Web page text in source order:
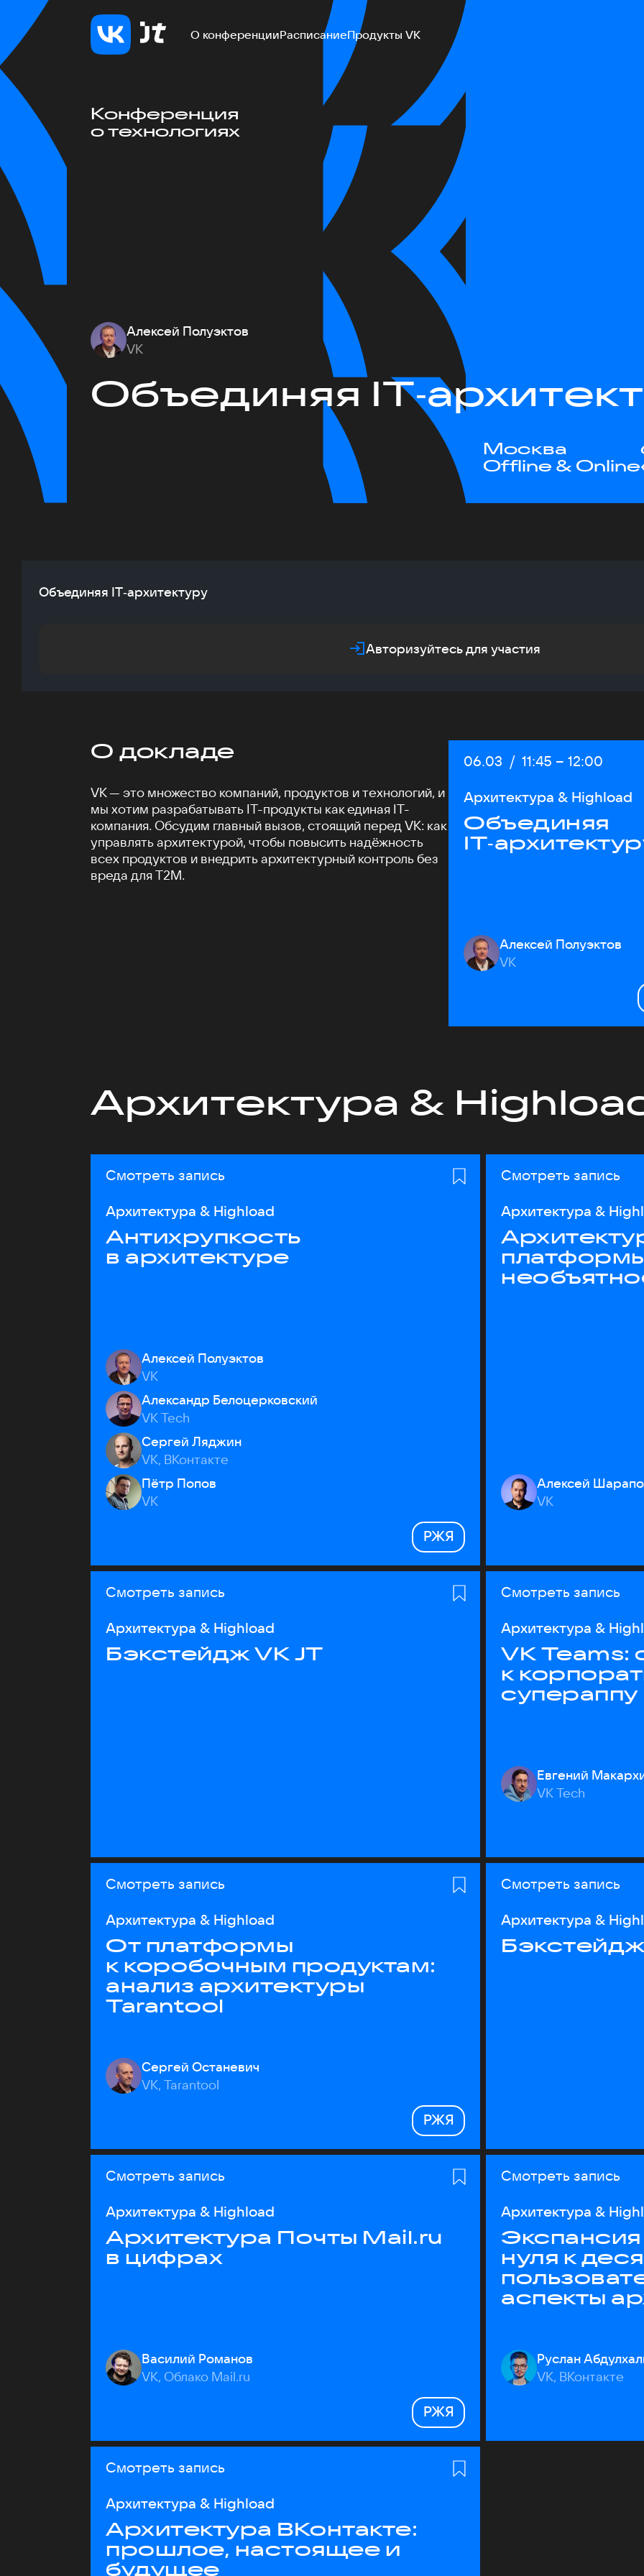
О конференцииРасписаниеПродукты VK
Конференция
о технологиях
Алексей Полуэктов
VK
Объединяя
Москва
Offline & Online
Объединяя IT‑архитектуру
Авторизуйтесь для участия
О докладе
VK — это множество компаний, продуктов и технологий, и
мы хотим разрабатывать IT-продукты как единая IT-
компания. Обсудим главный вызов, стоящий перед VK: как
управлять архитектурой, чтобы повысить надёжность
всех продуктов и внедрить архитектурный контроль без
вреда для T2M.
Дата:
06.03 / Начало:
11:45 – Конец:
12:00
Архитектура & Highload
Объединяя
Алексей Полуэктов
VK
Архитектура &
Смотреть запись
Архитектура & Highload
Антихрупкость
в архитектуре
Алексей Полуэктов
VK
Александр Белоцерковский
VK Tech
Сергей Ляджин
VK, ВКонтакте
Пётр Попов
VK
РЖЯ
Смотреть запись
Архитектура &
Алексей
VK
Смотреть запись
Архитектура & Highload
Бэкстейдж VK JT
Смотреть запись
Архитектура &
VK
к
супераппу
Евгений
VK Tech
Смотреть запись
Архитектура & Highload
От платформы
к коробочным продуктам:
анализ архитектуры
Tarantool
Сергей Останевич
VK, Tarantool
РЖЯ
Смотреть запись
Архитектура &
Бэкстейдж
Смотреть запись
Архитектура & Highload
Архитектура Почты Mail.ru
в цифрах
Василий Романов
VK, Облако Mail.ru
РЖЯ
Смотреть запись
Архитектура &
нуля к
аспекты
Руслан
VK, ВКонтакте
Смотреть запись
Архитектура & Highload
Архитектура ВКонтакте:
прошлое, настоящее и
будущее